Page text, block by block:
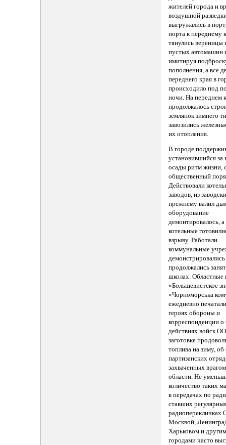
жителей города и
воздушной
выгружались в
порта к переднему
тянулись
пустых автомашин
имитируя
пополнения, а все
переднего края в
происходило под
ночи. На переднем
продолжалось
землянок зимнего
завозились
их отопления.
В городе
установившийся за
осады ритм жизни,
общественный
Действовали
заводов, из
прежнему валил
оборудование
демонтировалось,
котельные
взрыву. Работали
коммунальные
продолжались
школах. Областные
«Большевистское
«Чорноморська
ежедневно
героях обороны и
корреспонденции
действиях войск
заготовке
топлива на зиму,
партизанских
захваченных
области. Не
количество таких
в передачах по
ставших
радиоперекличках
Москвой,
Харьковом и
городами часто